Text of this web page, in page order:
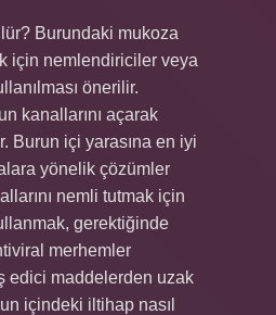
Burundaki mukoza
için nemlendiriciler veya
önerilir.
kanallarını açarak
Burun içi yarasına en iyi
yönelik çözümler
nemli tutmak için
gerektiğinde
merhemler
edici maddelerden uzak
içindeki iltihap nasıl